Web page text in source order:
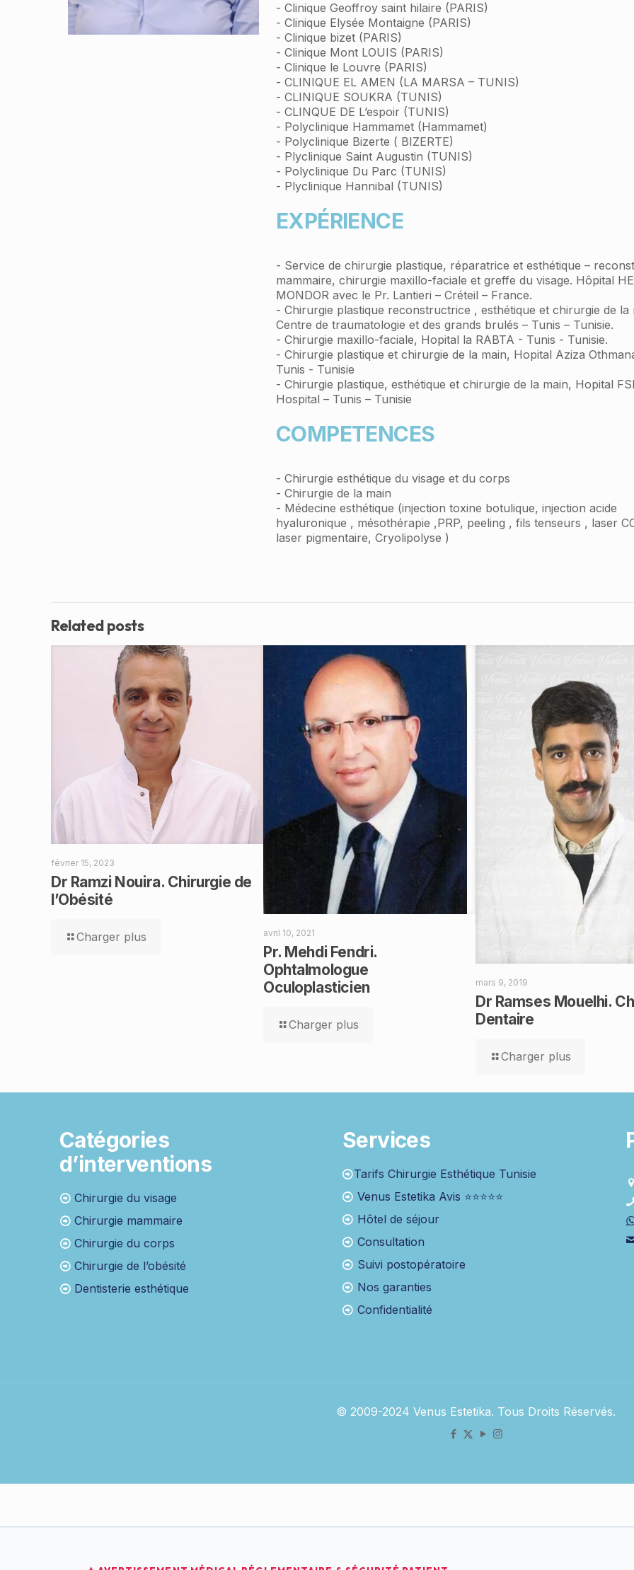
- Clinique Geoffroy saint hilaire (PARIS)
- Clinique Elysée Montaigne (PARIS)
- Clinique bizet (PARIS)
- Clinique Mont LOUIS (PARIS)
- Clinique le Louvre (PARIS)
- CLINIQUE EL AMEN (LA MARSA – TUNIS)
- CLINIQUE SOUKRA (TUNIS)
- CLINQUE DE L’espoir (TUNIS)
- Polyclinique Hammamet (Hammamet)
- Polyclinique Bizerte ( BIZERTE)
- Plyclinique Saint Augustin (TUNIS)
- Polyclinique Du Parc (TUNIS)
- Plyclinique Hannibal (TUNIS)
EXPÉRIENCE
- Service de chirurgie plastique, réparatrice et esthétique –
mammaire, chirurgie maxillo-faciale et greffe du visage. Hôpital
MONDOR avec le Pr. Lantieri – Créteil – France.
- Chirurgie plastique reconstructrice , esthétique et chirurgie de la
Centre de traumatologie et des grands brulés – Tunis – Tunisie.
- Chirurgie maxillo-faciale, Hopital la RABTA - Tunis - Tunisie.
- Chirurgie plastique et chirurgie de la main, Hopital Aziza
Tunis - Tunisie
- Chirurgie plastique, esthétique et chirurgie de la main, Hopital FSI
Hospital – Tunis – Tunisie
COMPETENCES
- Chirurgie esthétique du visage et du corps
- Chirurgie de la main
- Médecine esthétique (injection toxine botulique, injection acide
hyaluronique , mésothérapie ,PRP, peeling , fils tenseurs , laser
laser pigmentaire, Cryolipolyse )
Related posts
février 15, 2023
Dr Ramzi Nouira. Chirurgie de
l’Obésité
Charger plus avril 10, 2021
Pr. Mehdi Fendri.
Ophtalmologue
Oculoplasticien
Charger plus
mars 9, 2019
Dr Ramses Mouelhi.
Dentaire
Charger plus
Catégories
d’interventions
Chirurgie du visage
Chirurgie mammaire
Chirurgie du corps
Chirurgie de l’obésité
Dentisterie esthétique
Services
Tarifs Chirurgie Esthétique Tunisie
Venus Estetika Avis ⭐⭐⭐⭐⭐
Hôtel de séjour
Consultation
Suivi postopératoire
Nos garanties
Confidentialité
© 2009-2024 Venus Estetika. Tous Droits Réservés.